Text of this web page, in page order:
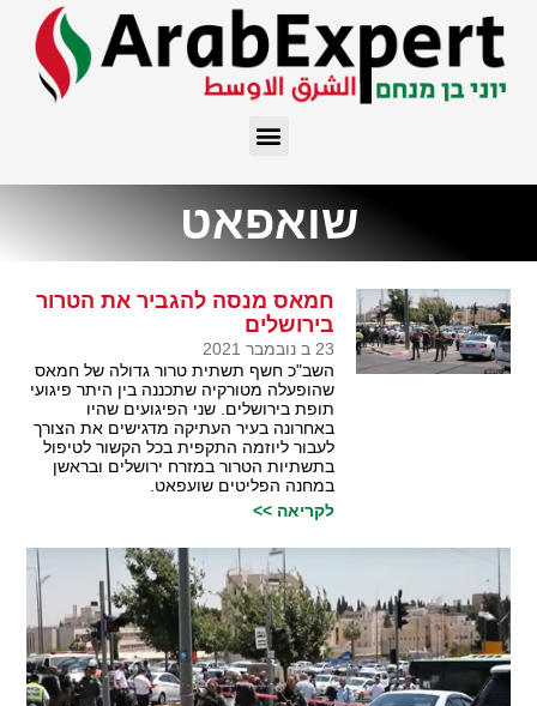
שואפאט
חמאס מנסה להגביר את הטרור
בירושלים
23 ב נובמבר 2021
השב"כ חשף תשתית טרור גדולה של חמאס
שהופעלה מטורקיה שתכננה בין היתר פיגועי
תופת בירושלים. שני הפיגועים שהיו
באחרונה בעיר העתיקה מדגישים את הצורך
לעבור ליוזמה התקפית בכל הקשור לטיפול
בתשתיות הטרור במזרח ירושלים ובראשן
במחנה הפליטים שועפאט.
לקריאה >>